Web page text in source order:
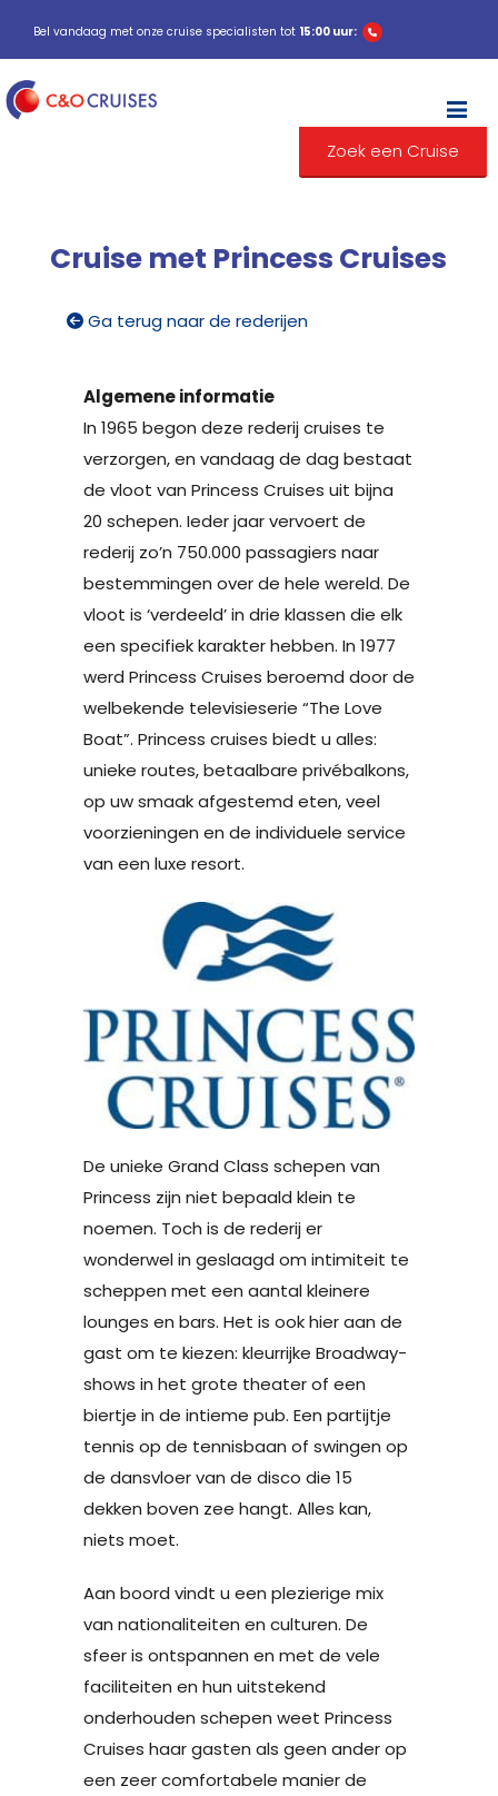
Bel vandaag met onze cruise specialisten tot 15:00 uur:
Zoek een Cruise
Cruise met Princess Cruises
Ga terug naar de rederijen
Algemene informatie
In 1965 begon deze rederij cruises te
verzorgen, en vandaag de dag bestaat
de vloot van Princess Cruises uit bijna
20 schepen. Ieder jaar vervoert de
rederij zo’n 750.000 passagiers naar
bestemmingen over de hele wereld. De
vloot is ‘verdeeld’ in drie klassen die elk
een specifiek karakter hebben. In 1977
werd Princess Cruises beroemd door de
welbekende televisieserie “The Love
Boat”. Princess cruises biedt u alles:
unieke routes, betaalbare privébalkons,
op uw smaak afgestemd eten, veel
voorzieningen en de individuele service
van een luxe resort.
De unieke Grand Class schepen van
Princess zijn niet bepaald klein te
noemen. Toch is de rederij er
wonderwel in geslaagd om intimiteit te
scheppen met een aantal kleinere
lounges en bars. Het is ook hier aan de
gast om te kiezen: kleurrijke Broadway-
shows in het grote theater of een
biertje in de intieme pub. Een partijtje
tennis op de tennisbaan of swingen op
de dansvloer van de disco die 15
dekken boven zee hangt. Alles kan,
niets moet.
Aan boord vindt u een plezierige mix
van nationaliteiten en culturen. De
sfeer is ontspannen en met de vele
faciliteiten en hun uitstekend
onderhouden schepen weet Princess
Cruises haar gasten als geen ander op
een zeer comfortabele manier de